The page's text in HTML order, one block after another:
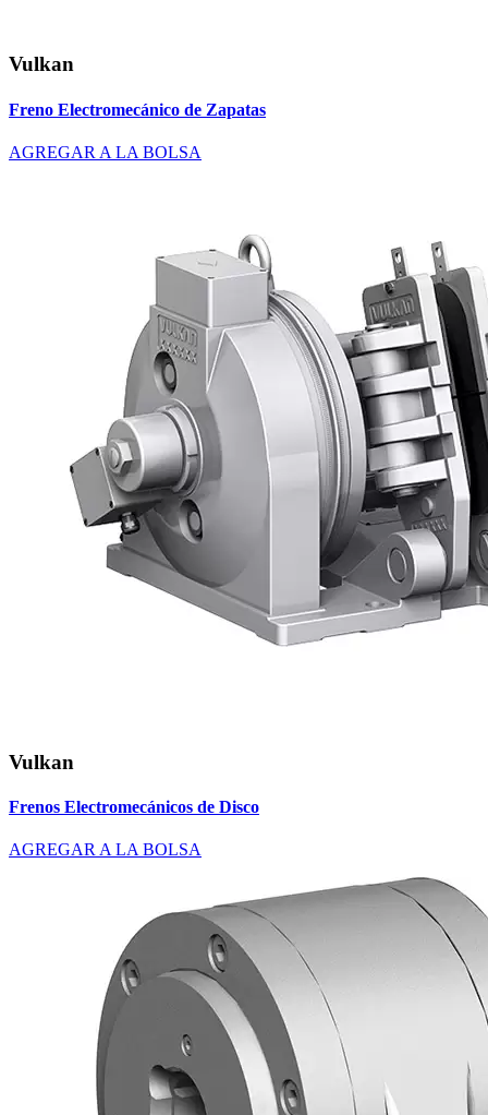
Vulkan
Freno Electromecánico de Zapatas
AGREGAR A LA BOLSA
Vulkan
Frenos Electromecánicos de Disco
AGREGAR A LA BOLSA